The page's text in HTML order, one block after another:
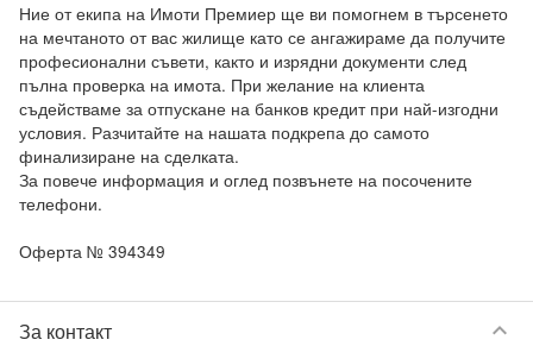
Ние от екипа на Имоти Премиер ще ви помогнем в търсенето
на мечтаното от вас жилище като се ангажираме да получите
професионални съвети, както и изрядни документи след
пълна проверка на имота. При желание на клиента
съдействаме за отпускане на банков кредит при най-изгодни
условия. Разчитайте на нашата подкрепа до самото
финализиране на сделката.
За повече информация и оглед позвънете на посочените
телефони.
Оферта № 394349
За контакт keyboard_arrow_down